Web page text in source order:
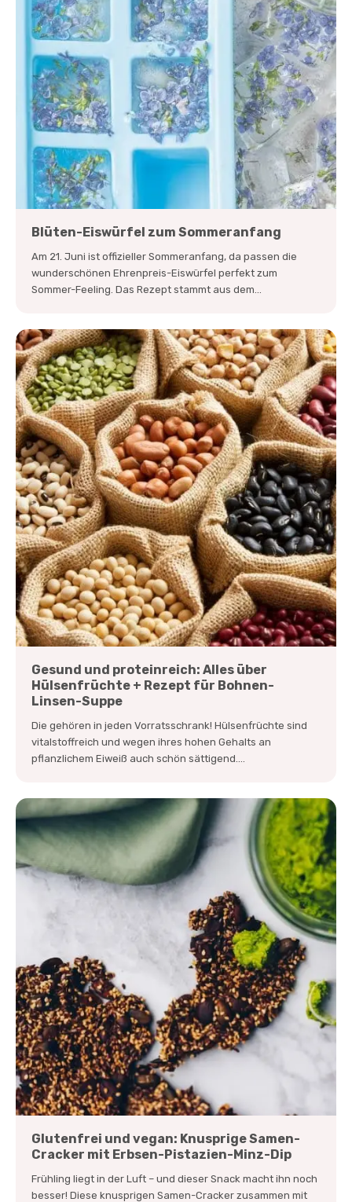
Blüten-Eiswürfel zum Sommeranfang
Am 21. Juni ist offizieller Sommeranfang, da passen die
wunderschönen Ehrenpreis-Eiswürfel perfekt zum
Sommer-Feeling. Das Rezept stammt aus dem...
Gesund und proteinreich: Alles über
Hülsenfrüchte + Rezept für Bohnen-
Linsen-Suppe
Die gehören in jeden Vorratsschrank! Hülsenfrüchte sind
vitalstoffreich und wegen ihres hohen Gehalts an
pflanzlichem Eiweiß auch schön sättigend....
Glutenfrei und vegan: Knusprige Samen-
Cracker mit Erbsen-Pistazien-Minz-Dip
Frühling liegt in der Luft – und dieser Snack macht ihn noch
besser! Diese knusprigen Samen-Cracker zusammen mit